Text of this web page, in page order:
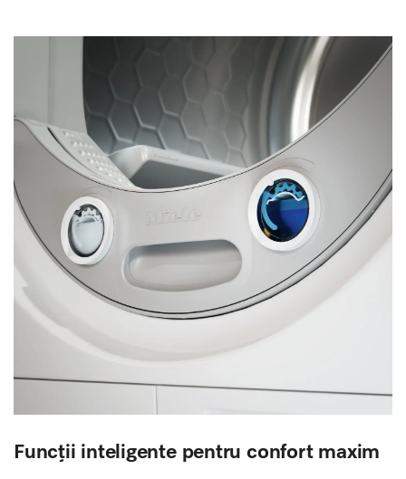
Funcții inteligente pentru confort maxim